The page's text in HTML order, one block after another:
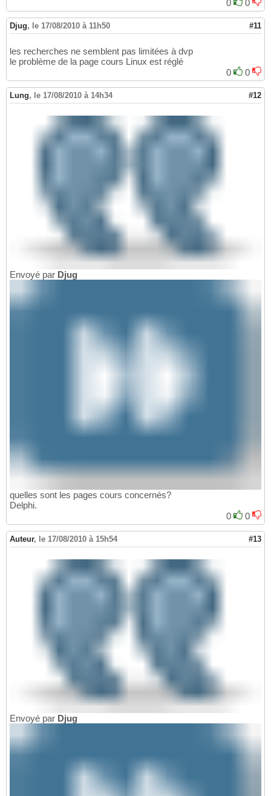
0 0
Djug, le 17/08/2010 à 11h50 #11
les recherches ne semblent pas limitées à dvp
le problème de la page cours Linux est réglé
0
0
Lung, le 17/08/2010 à 14h34 #12
Envoyé par Djug
quelles sont les pages cours concernés?
Delphi.
0
0
Auteur, le 17/08/2010 à 15h54 #13
Envoyé par Djug